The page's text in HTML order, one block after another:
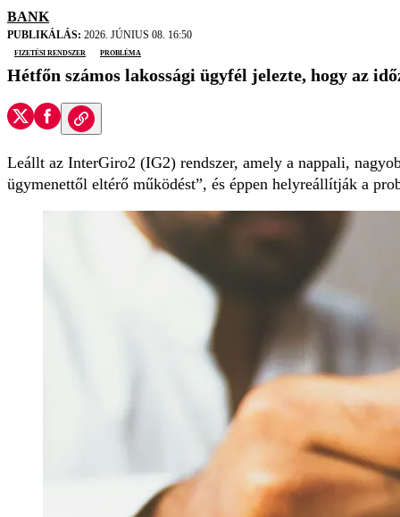
BANK
PUBLIKÁLÁS: 2026. JÚNIUS 08. 16:50
fizetési rendszer
probléma
Hétfőn számos lakossági ügyfél jelezte, hogy az
Leállt az InterGiro2 (IG2) rendszer, amely a nappali,
ügymenettől eltérő működést”, és éppen helyreállítják a